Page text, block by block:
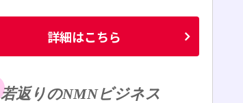
詳細はこちら
若返りのNMNビジネス